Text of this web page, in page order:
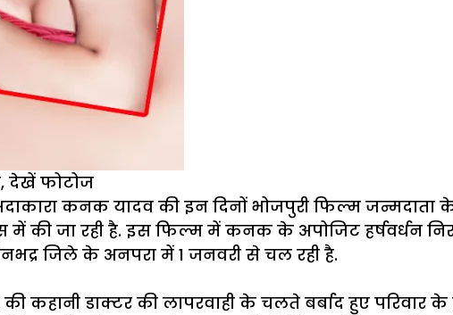
देखें फोटोज
कनक यादव की इन दिनों भोजपुरी फिल्म जन्मदाता
की जा रही है. इस फिल्म में कनक के अपोजिट हर्षवर्धन
जिले के अनपरा में 1 जनवरी से चल रही है.
डाक्टर की लापरवाही के चलते बर्बाद हुए परिवार के